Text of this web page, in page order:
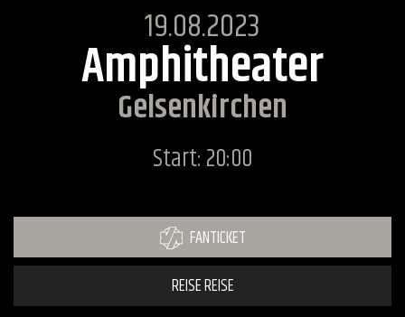
19.08.2023
Amphitheater
Gelsenkirchen
Start: 20:00
FANTICKET
REISE REISE